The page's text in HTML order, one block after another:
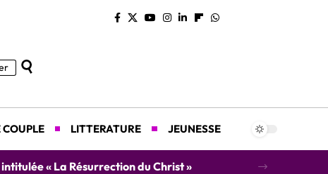
COUPLE LITTERATURE JEUNESSE
un concert caritatif au profit des orphelins